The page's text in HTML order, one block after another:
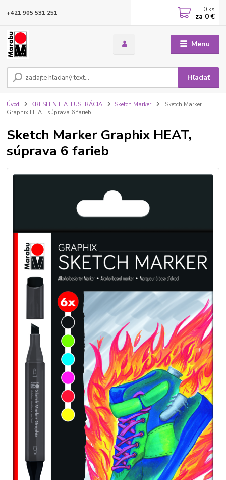
Menu
Hľadať
+421 905 531 251 0 ks
za 0 €
Úvod KRESLENIE A ILUSTRÁCIA Sketch Marker
Sketch Marker
Graphix HEAT, súprava 6 farieb
Sketch Marker Graphix HEAT,
súprava 6 farieb